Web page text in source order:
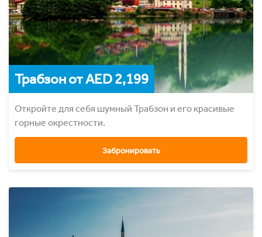
Трабзон от AED 2,199
Откройте для себя шумный Трабзон и его красивые
горные окрестности.
Забронировать